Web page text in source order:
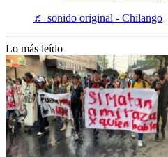
♬ sonido original - Chilango
Lo más leído